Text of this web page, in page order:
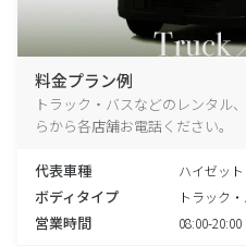
料金プラン例
トラック・バスなどのレンタル
らから各店舗お電話ください。
代表車種 ハイゼッ
ボディタイプ トラック
営業時間 08:00-20:00